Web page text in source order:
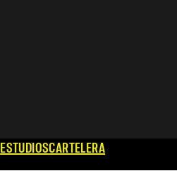
ESTUDIOSCARTELERA